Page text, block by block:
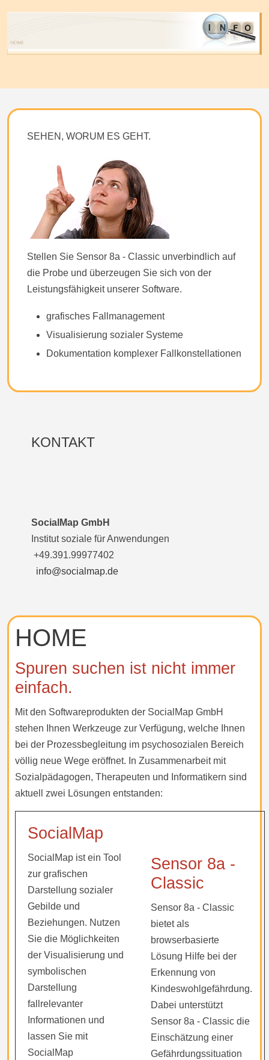
SEHEN, WORUM ES GEHT.
Stellen Sie Sensor 8a - Classic unverbindlich auf
die Probe und überzeugen Sie sich von der
Leistungsfähigkeit unserer Software.
grafisches Fallmanagement
Visualisierung sozialer Systeme
Dokumentation komplexer Fallkonstellationen
KONTAKT
SocialMap GmbH
Institut soziale für Anwendungen
+49.391.99977402
info@socialmap.de
HOME
Spuren suchen ist nicht immer
einfach.
Mit den Softwareprodukten der SocialMap GmbH
stehen Ihnen Werkzeuge zur Verfügung, welche Ihnen
bei der Prozessbegleitung im psychosozialen Bereich
völlig neue Wege eröffnet. In Zusammenarbeit mit
Sozialpädagogen, Therapeuten und Informatikern sind
aktuell zwei Lösungen entstanden:
SocialMap
SocialMap ist ein Tool
zur grafischen
Darstellung sozialer
Gebilde und
Beziehungen. Nutzen
Sie die Möglichkeiten
der Visualisierung und
symbolischen
Darstellung
fallrelevanter
Informationen und
lassen Sie mit
SocialMap
Sensor 8a -
Classic
Sensor 8a - Classic
bietet als
browserbasierte
Lösung Hilfe bei der
Erkennung von
Kindeswohlgefährdung.
Dabei unterstützt
Sensor 8a - Classic die
Einschätzung einer
Gefährdungssituation